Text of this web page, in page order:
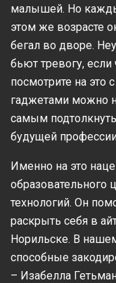
малышей. Но
этом же возрасте
бегал во дворе.
бьют тревогу, если
посмотрите на это
гаджетами можно
самым
будущей
Именно на это
образовательного
технологий. Он
раскрыть себя в
Норильске. В
способные
– Изабелла